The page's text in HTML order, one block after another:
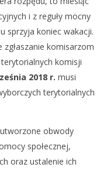
i z reguły mocny
sprzyja koniec wakacji.
zgłaszanie komisarzom
komisji
2018 r. musi
terytorialnych
obwody
społecznej,
oraz ustalenie ich